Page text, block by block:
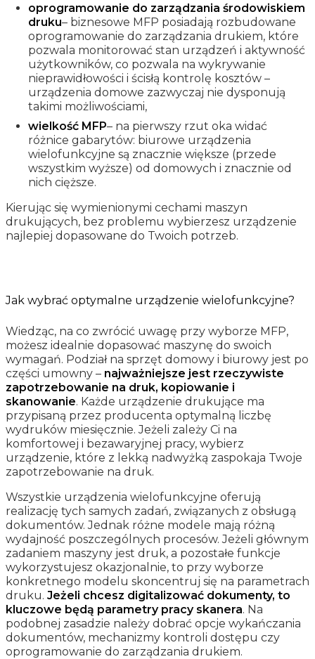
oprogramowanie do zarządzania środowiskiem
druku– biznesowe MFP posiadają rozbudowane
oprogramowanie do zarządzania drukiem, które
pozwala monitorować stan urządzeń i aktywność
użytkowników, co pozwala na wykrywanie
nieprawidłowości i ścisłą kontrolę kosztów –
urządzenia domowe zazwyczaj nie dysponują
takimi możliwościami,
wielkość MFP– na pierwszy rzut oka widać
różnice gabarytów: biurowe urządzenia
wielofunkcyjne są znacznie większe (przede
wszystkim wyższe) od domowych i znacznie od
nich cięższe.
Kierując się wymienionymi cechami maszyn
drukujących, bez problemu wybierzesz urządzenie
najlepiej dopasowane do Twoich potrzeb.
Jak wybrać optymalne urządzenie wielofunkcyjne?
Wiedząc, na co zwrócić uwagę przy wyborze MFP,
możesz idealnie dopasować maszynę do swoich
wymagań. Podział na sprzęt domowy i biurowy jest po
części umowny – najważniejsze jest rzeczywiste
zapotrzebowanie na druk, kopiowanie i
skanowanie. Każde urządzenie drukujące ma
przypisaną przez producenta optymalną liczbę
wydruków miesięcznie. Jeżeli zależy Ci na
komfortowej i bezawaryjnej pracy, wybierz
urządzenie, które z lekką nadwyżką zaspokaja Twoje
zapotrzebowanie na druk.
Wszystkie urządzenia wielofunkcyjne oferują
realizację tych samych zadań, związanych z obsługą
dokumentów. Jednak różne modele mają różną
wydajność poszczególnych procesów. Jeżeli głównym
zadaniem maszyny jest druk, a pozostałe funkcje
wykorzystujesz okazjonalnie, to przy wyborze
konkretnego modelu skoncentruj się na parametrach
druku. Jeżeli chcesz digitalizować dokumenty, to
kluczowe będą parametry pracy skanera. Na
podobnej zasadzie należy dobrać opcje wykańczania
dokumentów, mechanizmy kontroli dostępu czy
oprogramowanie do zarządzania drukiem.